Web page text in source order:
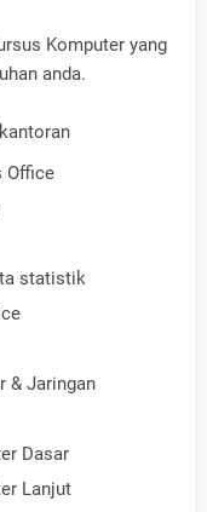
Komputer yang
anda.
Office
statistik
& Jaringan
Dasar
Lanjut